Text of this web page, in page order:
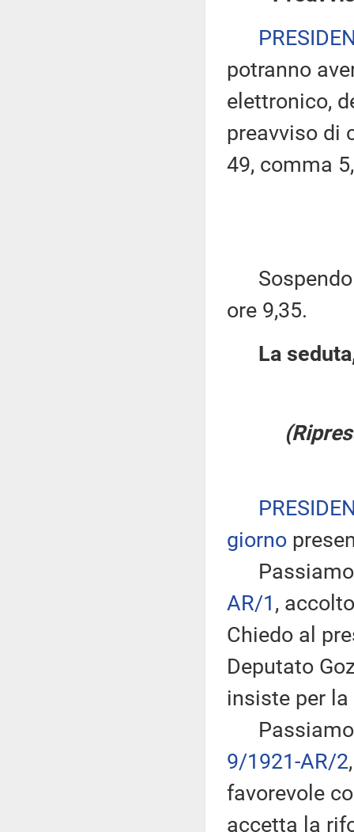
potranno
elettronico,
preavviso di
49, comma
Sospendo
ore 9,35.
La
giorno
Passiamo
AR/1,
Chiedo al
Deputato
insiste per
Passiamo
9/1921-AR/2
favorevole
accetta la